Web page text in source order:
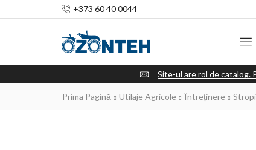
+373 60 40 0044
Site-ul are rol de catalog.
Prima Pagină Utilaje Agricole Întreținere